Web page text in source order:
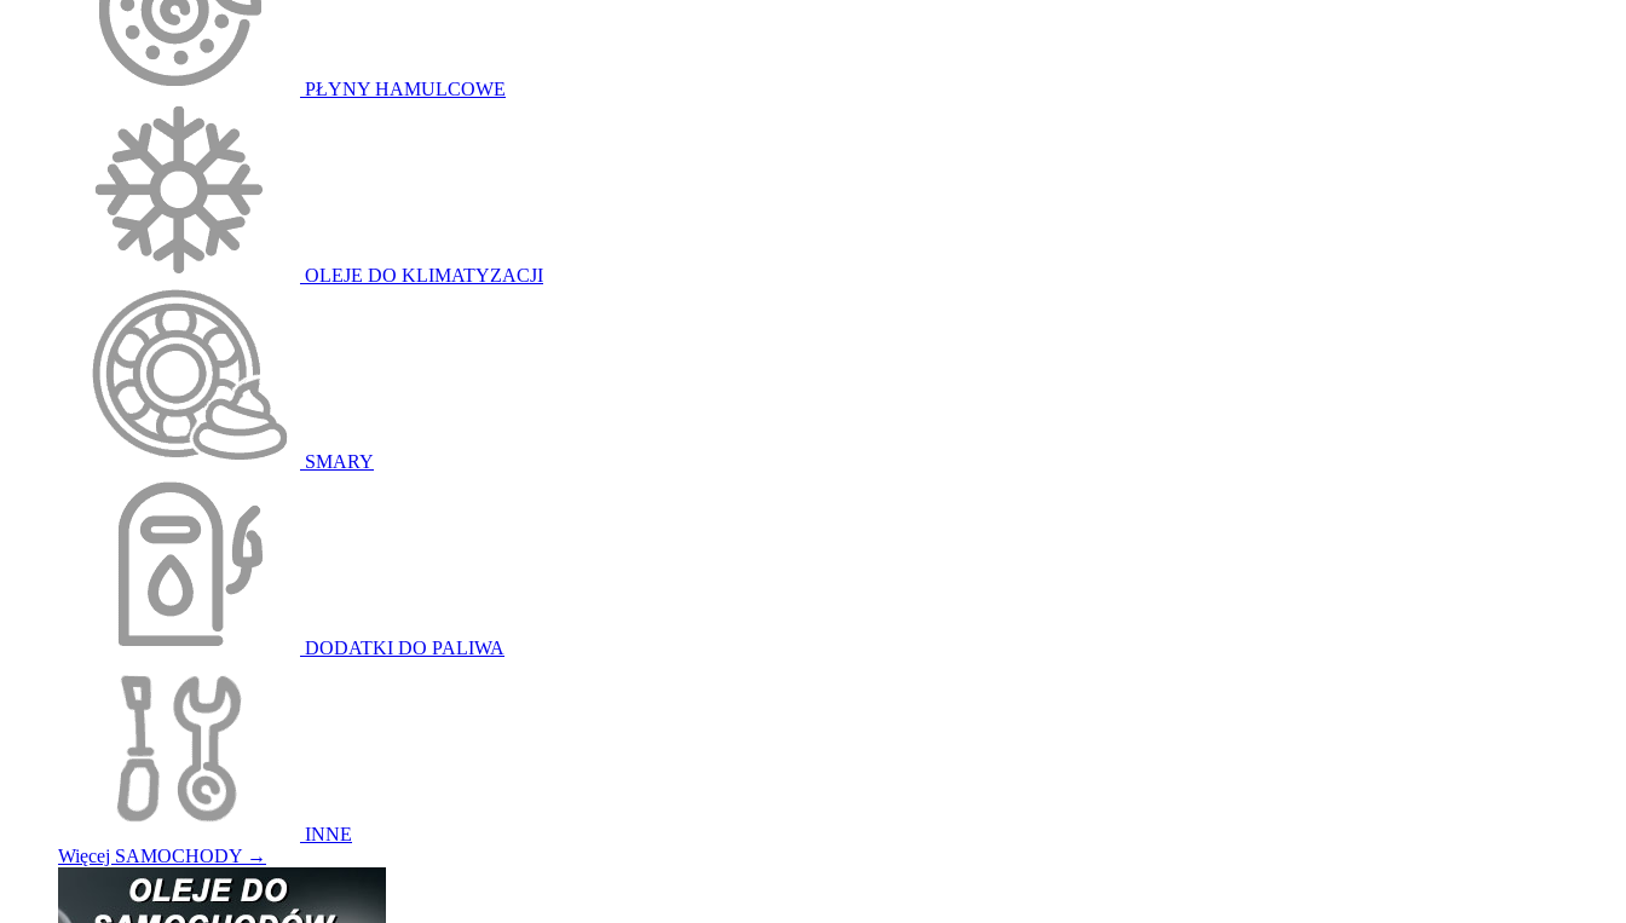
PŁYNY HAMULCOWE
OLEJE DO KLIMATYZACJI
SMARY
DODATKI DO PALIWA
INNE
Więcej SAMOCHODY →